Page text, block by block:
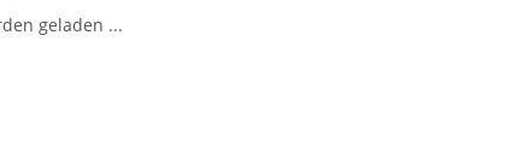
geladen ...